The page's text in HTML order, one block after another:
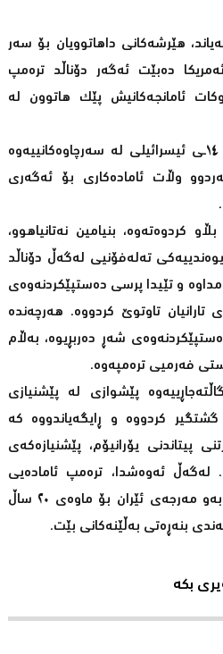
هێرشەکانی داهاتوویان بۆ سەر
دەبێت ئەگەر دۆناڵد ترەمپ
ئامانجەکانیش پێک هاتوون لە
ئەمە لەکاتێکدایە کە کەناڵى ١٤ـى ئیسرائیلی لە سەرچاوەکانییەوە
وڵات ئامادەکاری بۆ ئەگەری
کردوەتەوە، بنیامین نەتانیاهوو،
تەلەفۆنیی لەگەڵ دۆناڵد
و تێیدا پرسی دەستپێکردنەوەی
تارانیان تاوتوێ کردووە. هەرچەندە
شەڕ دەربڕیوە، بەڵام
فەرمیی ترەمپەوە.
پێشوازی لە پێشنیازی
کردووە و ڕایگەیاندووە کە
پیتاندنی یۆرانیۆم، پێشنیازەکەی
ئەوەشدا، ترەمپ ئامادەیی
خۆی بۆ ڕێککەوتن نیشانداوە بەو مەرجەی ئێران بۆ ماوەی ٢٠ ساڵ
بنەڕەتی بەڵێنەکانی بێت.
بکە